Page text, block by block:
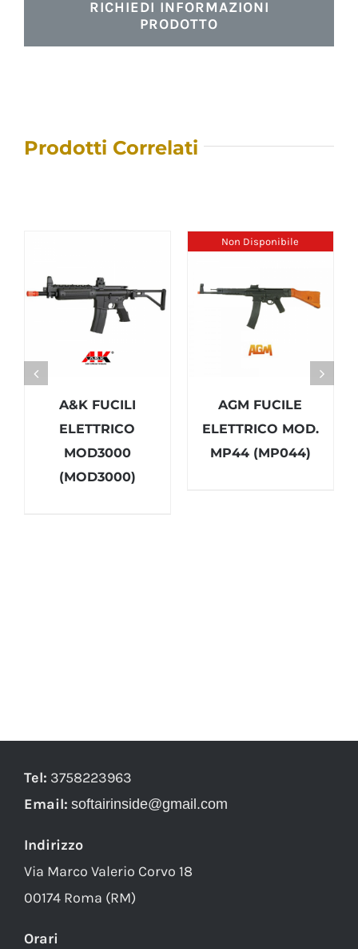
RICHIEDI INFORMAZIONI
PRODOTTO
Prodotti Correlati
A&K FUCILI
ELETTRICO
MOD3000
(MOD3000)
Non Disponibile
AGM FUCILE
ELETTRICO MOD.
MP44 (MP044)
Tel: 3758223963
Email: softairinside@gmail.com
Indirizzo
Via Marco Valerio Corvo 18
00174 Roma (RM)
Orari